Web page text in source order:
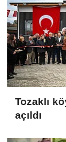
Tozaklı
açıldı